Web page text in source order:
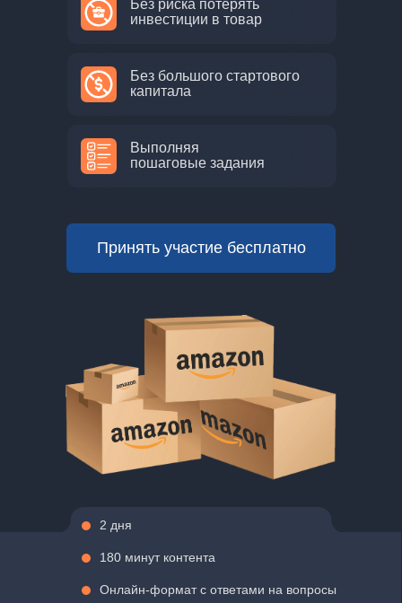
Принять участие бесплатно
Без большого стартового
капитала
Без риска потерять
инвестиции в товар
Выполняя
пошаговые задания
180 минут контента
2 дня
Онлайн-формат с ответами на вопросы